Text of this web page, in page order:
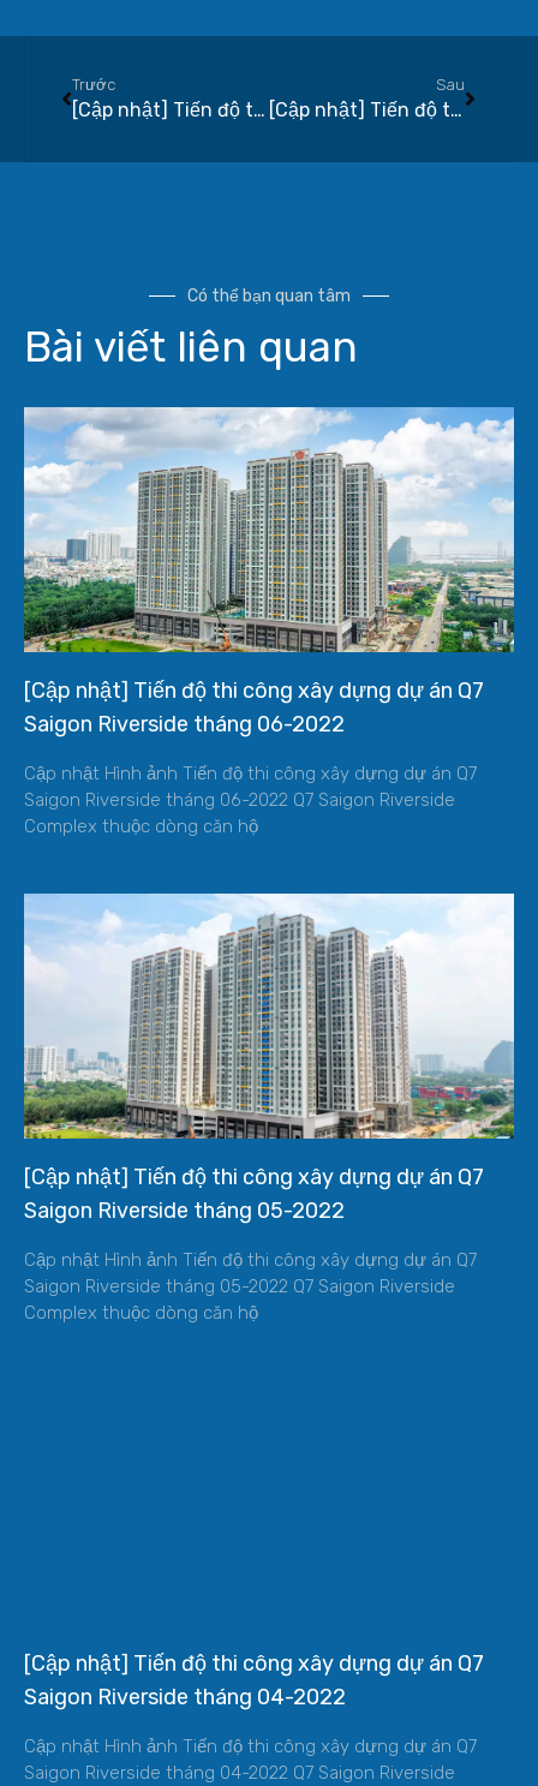
Trước
[Cập nhật] Tiến độ thi công xây dựng dự án Q7 Saigon Riverside tháng 10-2020
Sau
[Cập nhật] Tiến độ thi công xây dựng dự án Q7 Saigon Riverside tháng 12-2020
Có thể bạn quan tâm
Bài viết liên quan
[Cập nhật] Tiến độ thi công xây dựng dự án Q7
Saigon Riverside tháng 06-2022
Cập nhật Hình ảnh Tiến độ thi công xây dựng dự án Q7
Saigon Riverside tháng 06-2022 Q7 Saigon Riverside
Complex thuộc dòng căn hộ
[Cập nhật] Tiến độ thi công xây dựng dự án Q7
Saigon Riverside tháng 05-2022
Cập nhật Hình ảnh Tiến độ thi công xây dựng dự án Q7
Saigon Riverside tháng 05-2022 Q7 Saigon Riverside
Complex thuộc dòng căn hộ
[Cập nhật] Tiến độ thi công xây dựng dự án Q7
Saigon Riverside tháng 04-2022
Cập nhật Hình ảnh Tiến độ thi công xây dựng dự án Q7
Saigon Riverside tháng 04-2022 Q7 Saigon Riverside